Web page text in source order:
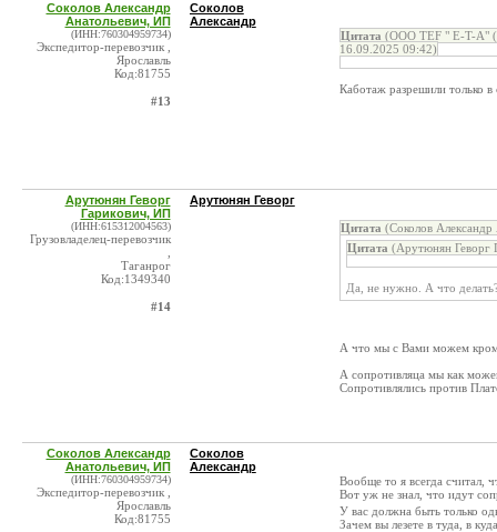
Соколов Александр
Анатольевич, ИП
(ИНН:760304959734)
Экспедитор-перевозчик ,
Ярославль
Код:81755
#13
Соколов
Александр
Цитата (OOO TEF " E-T-A"
16.09.2025 09:42)
Каботаж разрешили только
Арутюнян Геворг
Гарикович, ИП
(ИНН:615312004563)
Грузовладелец-перевозчик
Таганрог
Код:1349340
#14
Арутюнян Геворг
Цитата (Соколов
Цитата (Арутюнян Геворг
Да, не нужно. А что
А что мы с Вами можем
А сопротивляца мы как
Сопротивлялись против
Соколов Александр
Анатольевич, ИП
(ИНН:760304959734)
Экспедитор-перевозчик ,
Ярославль
Код:81755
Соколов
Александр
Вообще то я всегда считал,
Вот уж не знал, что идут
У вас должна быть только
Зачем вы лезете в туда, в